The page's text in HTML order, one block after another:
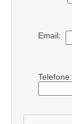
Email:
Telefone: